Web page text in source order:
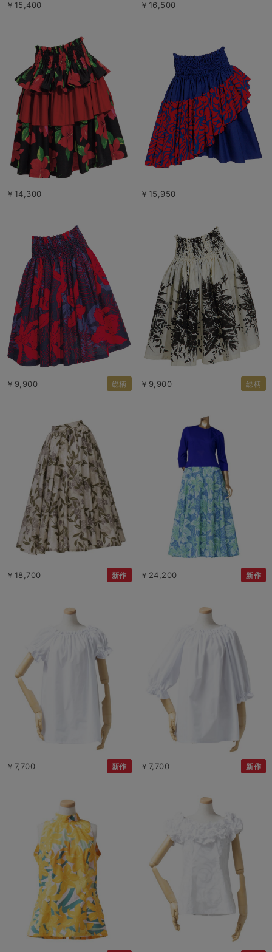
￥15,400 ￥16,500
￥14,300 ￥15,950
￥9,900 総柄 ￥9,900 総柄
￥18,700 新作 ￥24,200 新作
￥7,700 新作 ￥7,700 新作